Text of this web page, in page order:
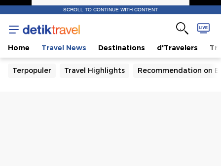
SCROLL TO CONTINUE WITH CONTENT
Home Travel News Destinations d'Travelers
Terpopuler Travel Highlights Recommendation on